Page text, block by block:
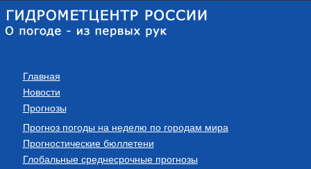
Главная
Новости
Прогнозы
Прогноз погоды на неделю по городам мира
Прогностические бюллетени
Глобальные среднесрочные прогнозы